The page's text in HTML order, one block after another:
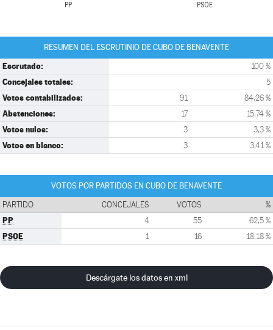
PP PSOE
RESUMEN DEL ESCRUTINIO DE CUBO DE BENAVENTE
Escrutado: 100 %
Concejales totales: 5
Votos contabilizados: 91 84,26 %
Abstenciones: 17 15,74 %
Votos nulos: 3 3,3 %
Votos en blanco: 3 3,41 %
VOTOS POR PARTIDOS EN CUBO DE BENAVENTE
PARTIDO CONCEJALES VOTOS %
PP 4 55 62,5 %
PSOE 1 16 18,18 %
Descárgate los datos en xml